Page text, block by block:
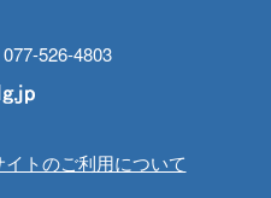
526-4803
イトのご利用について